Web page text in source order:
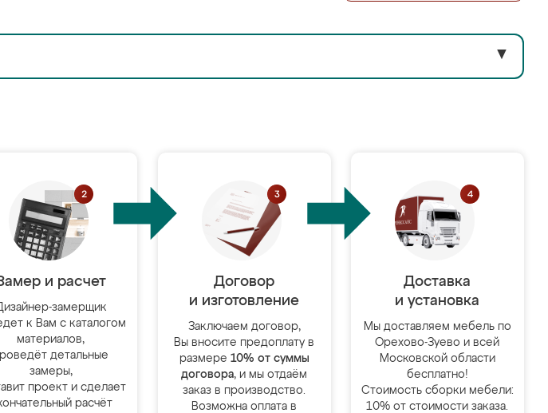
▼
и расчет
замерщик
к Вам с каталогом
материалов,
детальные
замеры,
проект и сделает
расчёт
Договор
и изготовление
Заключаем договор,
Вы вносите предоплату в
размере 10% от суммы
договора, и мы отдаём
заказ в производство.
Возможна оплата в
Доставка
и установка
Мы доставляем мебель по
Орехово-Зуево и всей
Московской области
бесплатно!
Стоимость сборки мебели:
10% от стоимости заказа.